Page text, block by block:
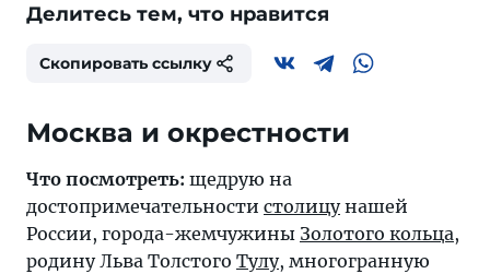
Делитесь тем, что нравится
Скопировать ссылку
Москва и окрестности
Что посмотреть: щедрую на
достопримечательности столицунашей
России, города-жемчужины Золотого кольца,
родину Льва Толстого Тулу, многогранную